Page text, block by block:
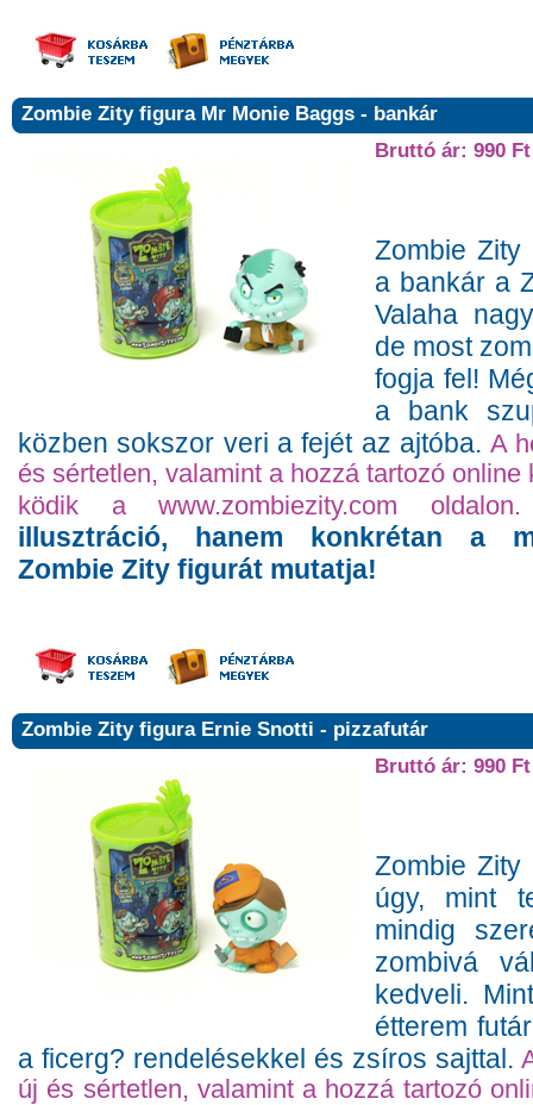
Zombie Zity figura Mr Monie Baggs - bankár
Bruttó ár: 990 Ft
Zombie Zity
a bankár a
Valaha
de most
fogja fel!
a bank
közben sokszor veri a fejét az ajtóba.A
és sértetlen, valamint a hozzá tartozó
ködik a www.zombiezity.com oldalon.
illusztráció, hanem konkrétan a
Zombie Zity figurát mutatja!
Zombie Zity figura Ernie Snotti - pizzafutár
Bruttó ár: 990 Ft
Zombie Zity
úgy, mint
mindig
zombivá
kedveli.
étterem
a ficerg? rendelésekkel és zsíros sajttal.
új és sértetlen, valamint a hozzá tartozó